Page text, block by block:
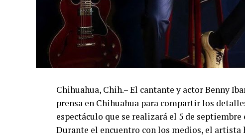
Chihuahua, Chih.– El cantante y actor Benny
prensa en Chihuahua para compartir los
espectáculo que se realizará el 5 de
Durante el encuentro con los medios, el artista